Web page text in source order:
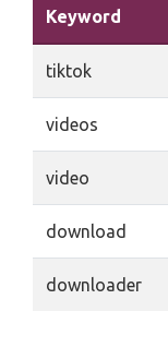
Keyword
tiktok
videos
video
download
downloader